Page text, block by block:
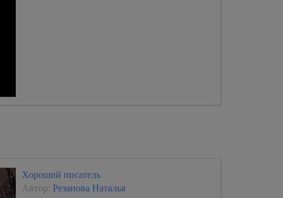
Хороший писатель
Автор: Резанова Наталья